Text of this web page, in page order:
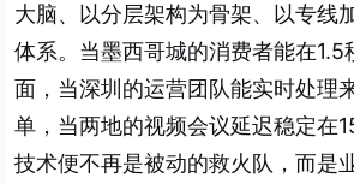
大脑、以分层架构为骨架、以专线
体系。当墨西哥城的消费者能在1.5
面，当深圳的运营团队能实时处理
单，当两地的视频会议延迟稳定
技术便不再是被动的救火队，而是